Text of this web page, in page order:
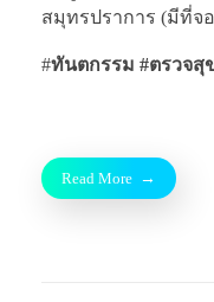
สมุทรปราการ (มีที่จ
#ทันตกรรม #ตรวจ
Read More